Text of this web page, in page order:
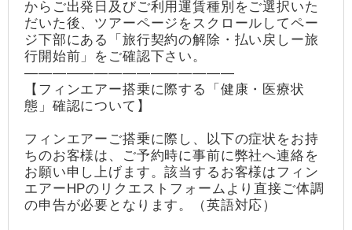
からご出発日及びご利用運賃種別をご選択いた
だいた後、ツアーページをスクロールしてペー
ジ下部にある「旅行契約の解除・払い戻しー旅
行開始前」をご確認下さい。
―――――――――――――――
【フィンエアー搭乗に際する「健康・医療状
態」確認について】
フィンエアーご搭乗に際し、以下の症状をお持
ちのお客様は、ご予約時に事前に弊社へ連絡を
お願い申し上げます。該当するお客様はフィン
エアーHPのリクエストフォームより直接ご体調
の申告が必要となります。（英語対応）